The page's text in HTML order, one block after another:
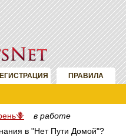
ПРАВИЛА
в работе
в "Нет Пути Домой"?